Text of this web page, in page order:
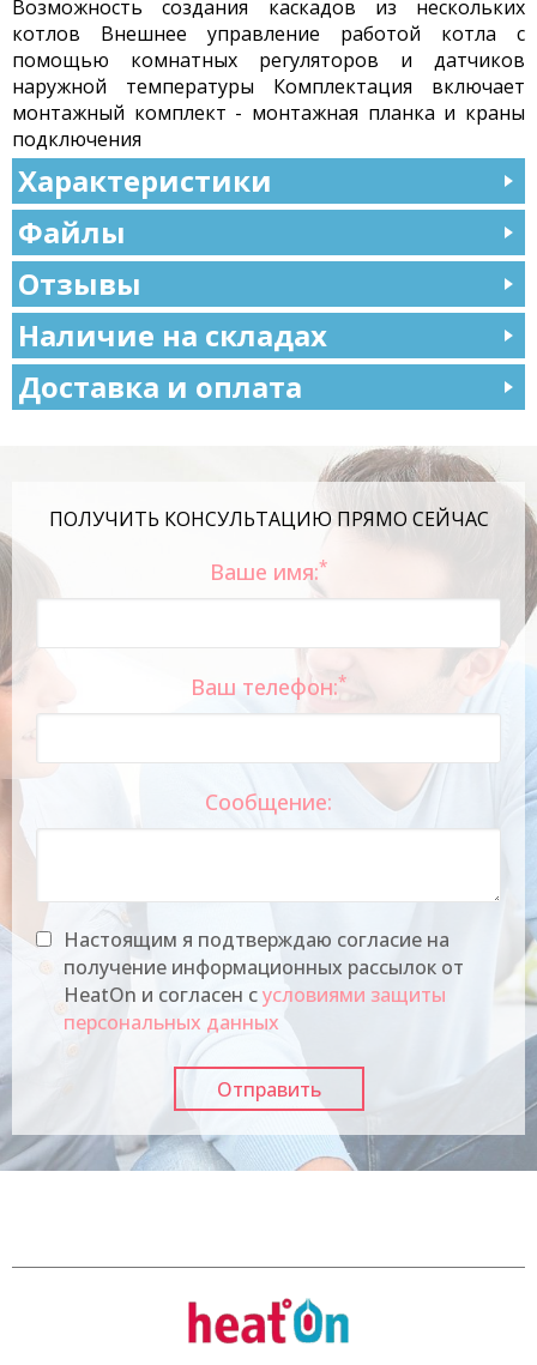
Возможность создания каскадов из нескольких
котлов Внешнее управление работой котла с
помощью комнатных регуляторов и датчиков
наружной температуры Комплектация включает
монтажный комплект - монтажная планка и краны
подключения
Характеристики
Файлы
Отзывы
Наличие на складах
Доставка и оплата
ПОЛУЧИТЬ КОНСУЛЬТАЦИЮ ПРЯМО СЕЙЧАС
Ваше имя:*
Ваш телефон:*
Сообщение:
Настоящим я подтверждаю согласие на
получение информационных рассылок от
HeatOn и согласен сусловиями защиты
персональных данных